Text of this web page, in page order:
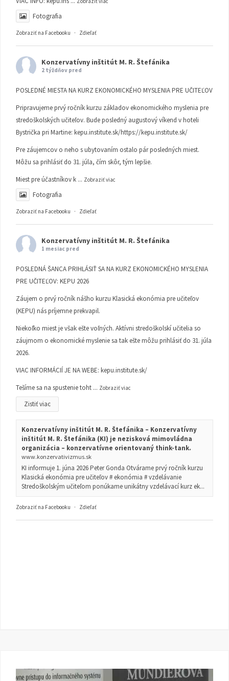
Fotografia
Zobraziť na Facebooku · Zdieľať
Konzervatívny inštitút M. R. Štefánika
2 týždňov pred
POSLEDNÉ MIESTA NA KURZ EKONOMICKÉHO MYSLENIA PRE UČITEĽOV
Pripravujeme prvý ročník kurzu základov ekonomického myslenia pre
stredoškolských učiteľov. Bude posledný augustový víkend v hoteli
Bystrička pri Martine: kepu.institute.sk/https://kepu.institute.sk/
Pre záujemcov o neho s ubytovaním ostalo pár posledných miest.
Môžu sa prihlásiť do 31. júla, čím skôr, tým lepšie.
Miest pre účastníkov k ... Zobraziť viac
Fotografia
Zobraziť na Facebooku · Zdieľať
Konzervatívny inštitút M. R. Štefánika
1 mesiac pred
POSLEDNÁ ŠANCA PRIHLÁSIŤ SA NA KURZ EKONOMICKÉHO MYSLENIA
PRE UČITEĽOV: KEPU 2026
Záujem o prvý ročník nášho kurzu Klasická ekonómia pre učiteľov
(KEPU) nás príjemne prekvapil.
Niekoľko miest je však ešte voľných. Aktívni stredoškolskí učitelia so
záujmom o ekonomické myslenie sa tak ešte môžu prihlásiť do 31. júla
2026.
VIAC INFORMÁCIÍ JE NA WEBE: kepu.institute.sk/
Tešíme sa na spustenie toht ... Zobraziť viac
Zistiť viac
Konzervatívny inštitút M. R. Štefánika – Konzervatívny
inštitút M. R. Štefánika (KI) je nezisková mimovládna
organizácia – konzervatívne orientovaný think-tank.
www.konzervativizmus.sk
KI informuje 1. júna 2026 Peter Gonda Otvárame prvý ročník kurzu
Klasická ekonómia pre učiteľov # ekonómia # vzdelávanie
Stredoškolským učiteľom ponúkame unikátny vzdelávací kurz ek...
Zobraziť na Facebooku · Zdieľať